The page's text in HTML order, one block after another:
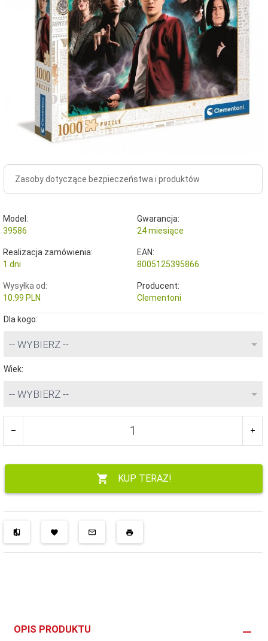
Zasoby dotyczące bezpieczeństwa i produktów
Model:
39586
Gwarancja:
24 miesiące
Realizacja zamówienia:
1 dni
EAN:
8005125395866
Wysyłka od:
10.99 PLN
Producent:
Clementoni
Dla kogo:
-- WYBIERZ --
Wiek:
-- WYBIERZ --
KUP TERAZ!
OPIS PRODUKTU